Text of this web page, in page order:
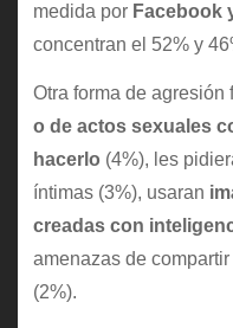
medida porFacebook
concentran el 52% y
Otra forma de agresión
o de actos sexuales
hacerlo (4%), les
íntimas (3%), usaran
creadas con
amenazas de
(2%).